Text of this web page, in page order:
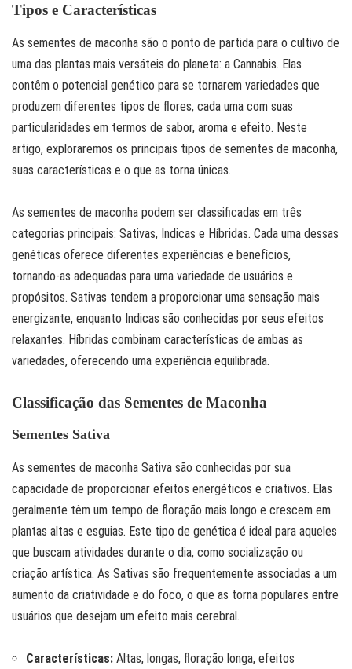
Tipos e Características
As sementes de maconha são o ponto de partida para o cultivo de
uma das plantas mais versáteis do planeta: a Cannabis. Elas
contêm o potencial genético para se tornarem variedades que
produzem diferentes tipos de flores, cada uma com suas
particularidades em termos de sabor, aroma e efeito. Neste
artigo, exploraremos os principais tipos de sementes de maconha,
suas características e o que as torna únicas.
As sementes de maconha podem ser classificadas em três
categorias principais: Sativas, Indicas e Híbridas. Cada uma dessas
genéticas oferece diferentes experiências e benefícios,
tornando-as adequadas para uma variedade de usuários e
propósitos. Sativas tendem a proporcionar uma sensação mais
energizante, enquanto Indicas são conhecidas por seus efeitos
relaxantes. Híbridas combinam características de ambas as
variedades, oferecendo uma experiência equilibrada.
Classificação das Sementes de Maconha
Sementes Sativa
As sementes de maconha Sativa são conhecidas por sua
capacidade de proporcionar efeitos energéticos e criativos. Elas
geralmente têm um tempo de floração mais longo e crescem em
plantas altas e esguias. Este tipo de genética é ideal para aqueles
que buscam atividades durante o dia, como socialização ou
criação artística. As Sativas são frequentemente associadas a um
aumento da criatividade e do foco, o que as torna populares entre
usuários que desejam um efeito mais cerebral.
Características: Altas, longas, floração longa, efeitos